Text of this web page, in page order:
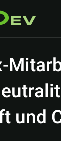
und